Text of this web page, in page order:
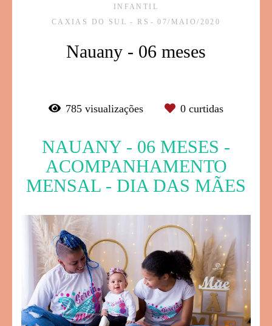
INFANTIL
CAXIAS DO SUL - RS
07/MAIO/2020
Nauany - 06 meses
785 visualizações 0 curtidas
NAUANY - 06 MESES -
ACOMPANHAMENTO
MENSAL - DIA DAS MÃES